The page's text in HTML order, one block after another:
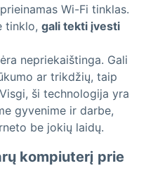
Wi-Fi tinklas.
tinklo, gali tekti įvesti
nepriekaištinga. Gali
ar trikdžių, taip
ši technologija yra
gyvenime ir darbe,
be jokių laidų.
kompiuterį prie